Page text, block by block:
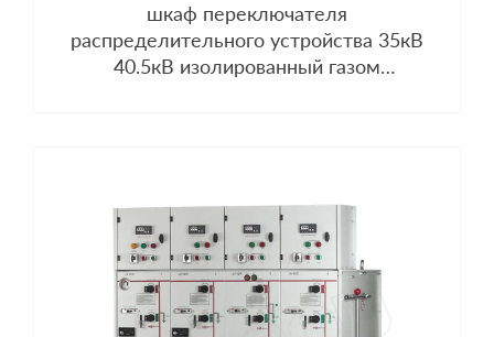
шкаф переключателя
распределительного устройства 35кВ
40.5кВ изолированный газом